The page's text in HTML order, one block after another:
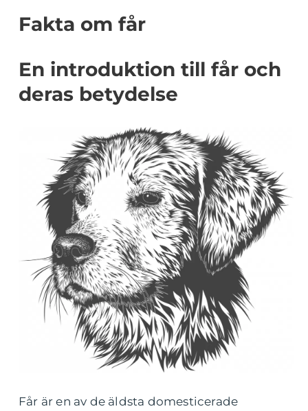
Fakta om får
En introduktion till får och
deras betydelse
Får är en av de äldsta domesticerade